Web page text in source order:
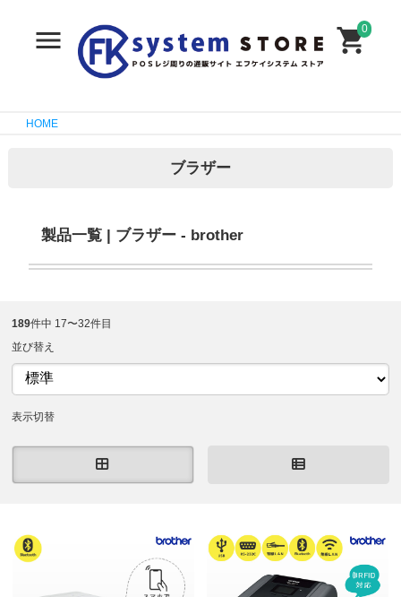
0
HOME
ブラザー
製品一覧 | ブラザー - brother
189件中 17〜32件目
並び替え
表示切替